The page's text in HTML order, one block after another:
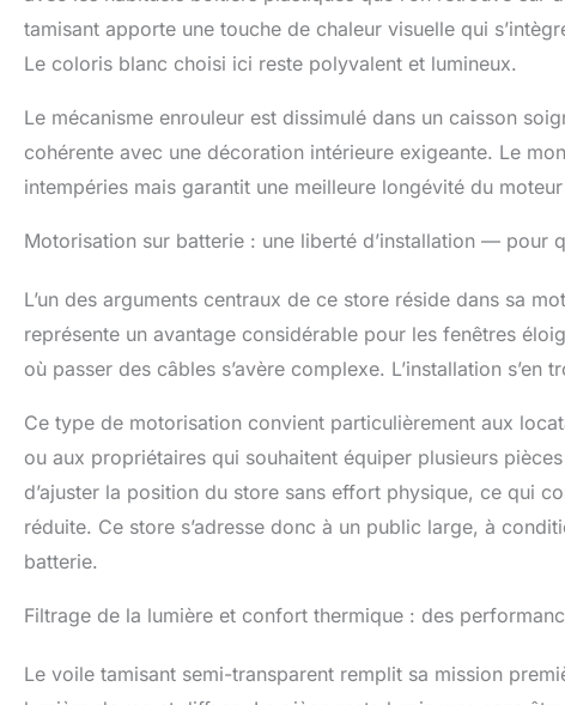
de la décoration
accompagnement
produit, à la
tamisant apporte une touche de chaleur visuelle qui
Le coloris blanc choisi ici reste polyvalent et lumineux.
Le mécanisme enrouleur est dissimulé dans un caisson
cohérente avec une décoration intérieure exigeante. Le
intempéries mais garantit une meilleure longévité du
Motorisation sur batterie : une liberté d’installation — pour
L’un des arguments centraux de ce store réside dans sa
représente un avantage considérable pour les fenêtres
où passer des câbles s’avère complexe. L’installation
Ce type de motorisation convient particulièrement aux
ou aux propriétaires qui souhaitent équiper plusieurs
d’ajuster la position du store sans effort physique, ce qui
réduite. Ce store s’adresse donc à un public large, à
batterie.
Filtrage de la lumière et confort thermique : des
Le voile tamisant semi-transparent remplit sa mission